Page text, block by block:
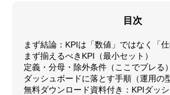
目次
まず結論：KPIは「数値」ではなく「仕
まず揃えるべきKPI（最小セット）
定義・分母・除外条件（ここでブレる）
ダッシュボードに落とす手順（運用の
無料ダウンロード資料付き：KPIダッ